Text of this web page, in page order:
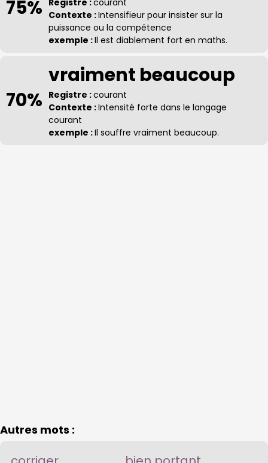
75% Registre :courant
Contexte :Intensifieur pour insister sur la
puissance ou la compétence
exemple :Il est diablement fort en maths.
70%
vraiment beaucoup
Registre :courant
Contexte :Intensité forte dans le langage
courant
exemple :Il souffre vraiment beaucoup.
Autres mots :